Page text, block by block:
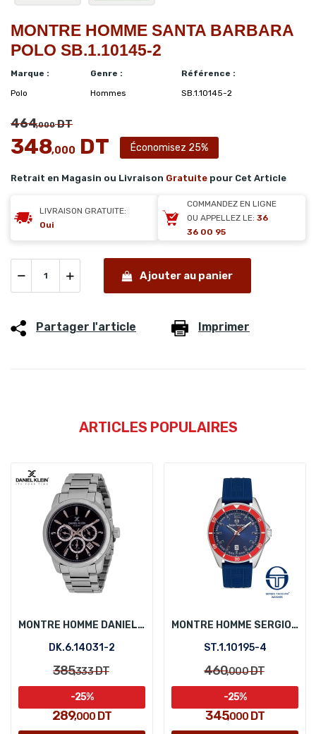
MONTRE HOMME SANTA BARBARA
POLO SB.1.10145-2
Marque :
Polo
Genre :
Hommes
Référence :
SB.1.10145-2
464,000DT
348,000 DT Économisez 25%
Retrait en Magasin ou Livraison Gratuite pour Cet Article
LIVRAISON GRATUITE:
Oui
COMMANDEZ EN LIGNE
OU APPELLEZ LE: 36
36 00 95
Ajouter au panier
Partager l'article Imprimer
ARTICLES POPULAIRES
MONTRE HOMME DANIEL KLEIN DK.6.14031-2
DK.6.14031-2
385,333DT
289,000 DT
-25%
MONTRE HOMME SERGIO TACCHINI ST.1.10195-4
ST.1.10195-4
460,000DT
345,000 DT
-25%